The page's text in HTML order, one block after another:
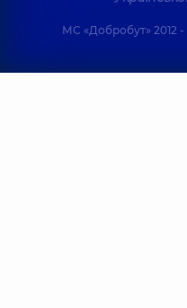
МС «Добробут» 2012